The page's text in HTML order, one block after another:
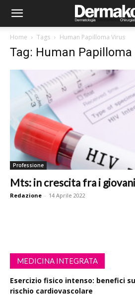
Home Tags Human Papilloma Virus
Tag: Human Papilloma
Professione
Mts: in crescita fra i
Redazione - 14 Aprile 2022
MEDICINA INTEGRATA
Esercizio fisico intenso: benefici
rischio cardiovascolare